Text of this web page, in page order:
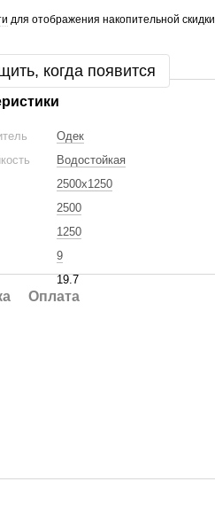
для отображения накопительной скидки
когда появится
Одек
Водостойкая
2500x1250
2500
1250
9
19.7
Оплата